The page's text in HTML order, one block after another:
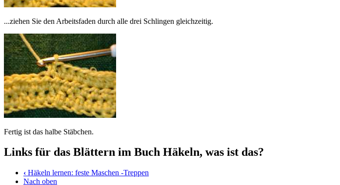
...ziehen Sie den Arbeitsfaden durch alle drei Schlingen gleichzeitig.
Fertig ist das halbe Stäbchen.
Links für das Blättern im Buch Häkeln, was ist das?
‹ Häkeln lernen: feste Maschen -Treppen
Nach oben